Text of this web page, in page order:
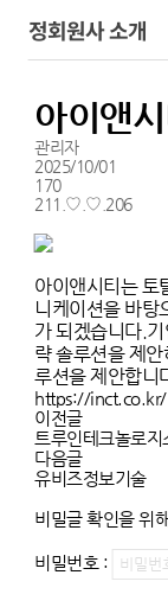
정회원사 소개
아이앤시
관리자
2025/10/01
170
211.♡.♡.206
아이앤시티는 토
니케이션을 바탕
가 되겠습니다.
략 솔루션을 제
루션을 제안합니
https://inct.co.kr/
이전글
트루인테크놀로지
다음글
유비즈정보기술
비밀글 확인을 위
비밀번호 :